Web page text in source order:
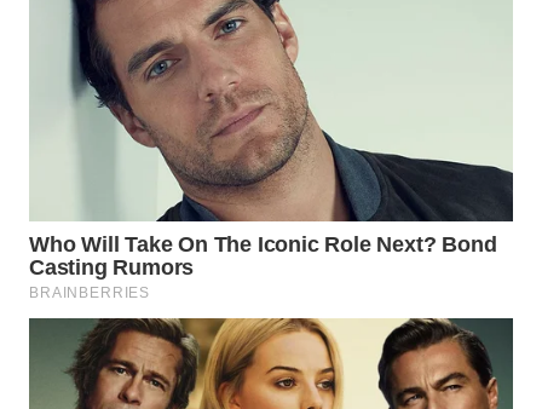
TENGAH
WN DELI
SERDANG
TINGGI
WN
WN
KARAWANG